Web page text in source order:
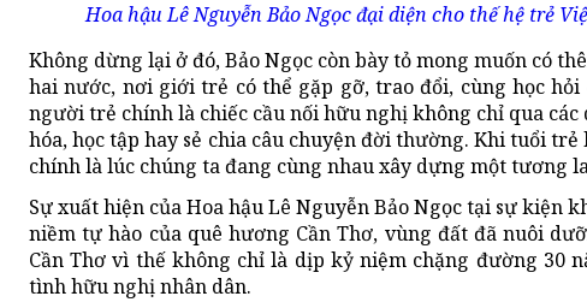
Hoa hậu Lê Nguyễn Bảo Ngọc đại diện cho thế hệ trẻ
Không dừng lại ở đó, Bảo Ngọc còn bày tỏ mong muốn có
hai nước, nơi giới trẻ có thể gặp gỡ, trao đổi, cùng học
người trẻ chính là chiếc cầu nối hữu nghị không chỉ qua
hóa, học tập hay sẻ chia câu chuyện đời thường. Khi tuổi
chính là lúc chúng ta đang cùng nhau xây dựng một tương
Sự xuất hiện của Hoa hậu Lê Nguyễn Bảo Ngọc tại sự kiện
niềm tự hào của quê hương Cần Thơ, vùng đất đã nuôi
Cần Thơ vì thế không chỉ là dịp kỷ niệm chặng đường 30
tình hữu nghị nhân dân.